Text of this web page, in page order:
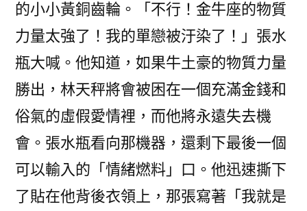
的小小黃銅齒輪。「不行！金牛座的物質
力量太強了！我的單戀被汙染了！」張水
瓶大喊。他知道，如果牛土豪的物質力量
勝出，林天秤將會被困在一個充滿金錢和
俗氣的虛假愛情裡，而他將永遠失去機
會。張水瓶看向那機器，還剩下最後一個
可以輸入的「情緒燃料」口。他迅速撕下
了貼在他背後衣領上，那張寫著「我就是